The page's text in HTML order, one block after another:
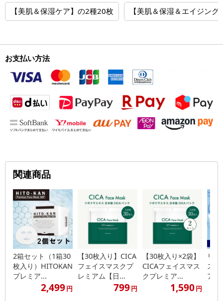
【美肌＆保湿ケア】の2種20枚 【美肌＆保湿＆エイジン
お支払い方法
関連商品
2箱セット（1箱30
枚入り）HITOKAN
プレミア...
2,499円
【30枚入り】CICA
フェイスマスクプ
レミアム【日...
799円
【30枚入り×2袋】
CICAフェイスマス
クプレミア...
1,590円
リ
ス
ア